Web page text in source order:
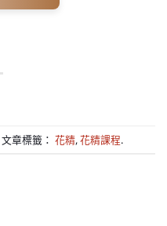
文章標籤： 花精,花精課程.